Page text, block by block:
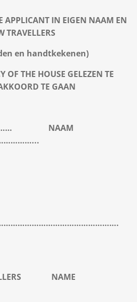
APPLICANT IN EIGEN NAAM EN
TRAVELLERS
en handtkekenen)
OF THE HOUSE GELEZEN TE
TE GAAN
NAAM
NAME